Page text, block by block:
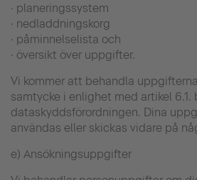
· planeringssystem
· nedladdningskorg
· påminnelselista och
· översikt över uppgifter.
Vi kommer att behandla
samtycke i enlighet med artikel 6.1.
dataskyddsförordningen. Dina
användas eller skickas vidare på
e) Ansökningsuppgifter